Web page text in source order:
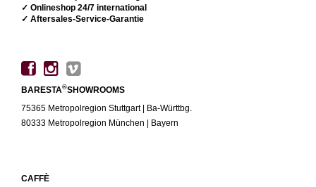
✓ Onlineshop 24/7 international
✓ Aftersales-Service-Garantie
BARESTA®SHOWROOMS
75365 Metropolregion Stuttgart | Ba-Württbg.
80333 Metropolregion München | Bayern
CAFFÈ